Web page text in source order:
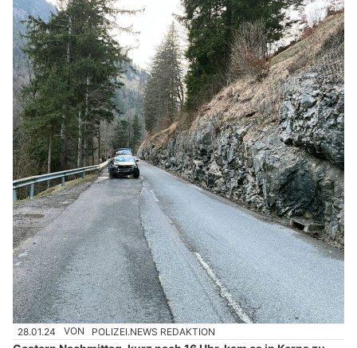
28.01.24 VON POLIZEI.NEWS REDAKTION